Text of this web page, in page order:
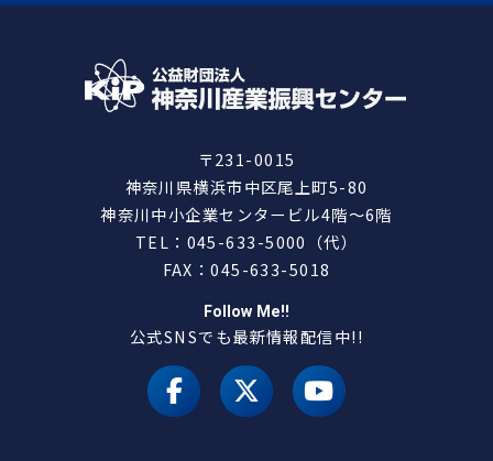
〒231-0015
神奈川県横浜市中区尾上町5-80
神奈川中小企業センタービル4階～6階
TEL：045-633-5000（代）
FAX：045-633-5018
Follow Me!!
公式SNSでも最新情報配信中!!
facebookX（旧 twitter）
youtube